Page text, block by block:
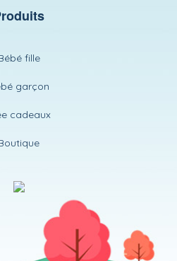
fille
garçon
cadeaux